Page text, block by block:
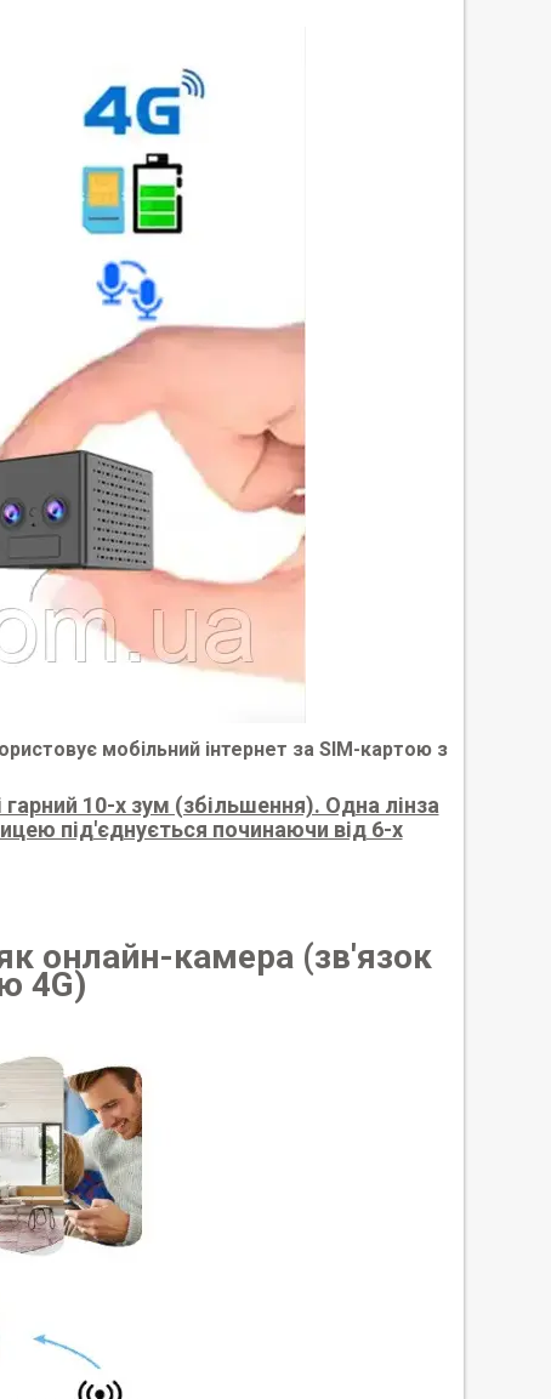
мобільний інтернет за SIM-картою з
10-х зум (збільшення). Одна лінза
під'єднується починаючи від 6-х
онлайн-камера (зв'язок
4G)